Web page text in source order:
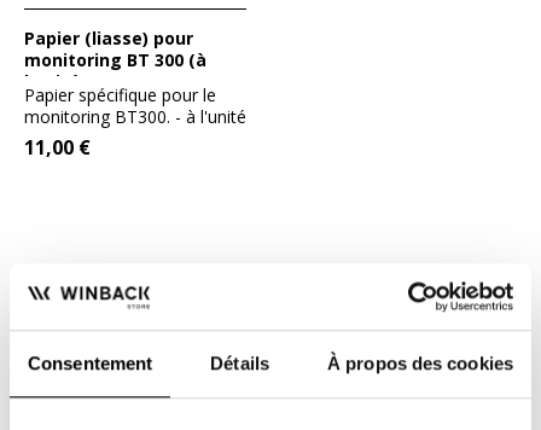
Consentement Détails À propos des cookies
Papier (liasse) pour
monitoring BT 300 (à
l'unité)
Papier spécifique pour le
monitoring BT300. - à l'unité
Este artículo no...
11,00 €